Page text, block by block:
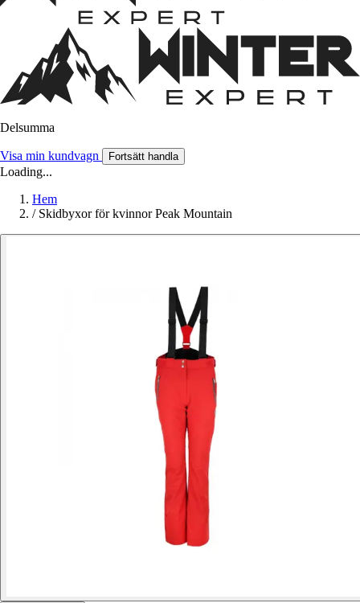
Delsumma
Visa min kundvagn Fortsätt handla
Loading...
Hem
/ Skidbyxor för kvinnor Peak Mountain